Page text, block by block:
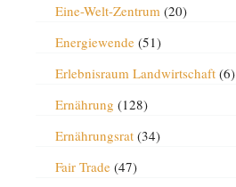
Eine-Welt-Zentrum (20)
Energiewende(51)
Erlebnisraum Landwirtschaft(6)
Ernährung (128)
Ernährungsrat(34)
Fair Trade(47)